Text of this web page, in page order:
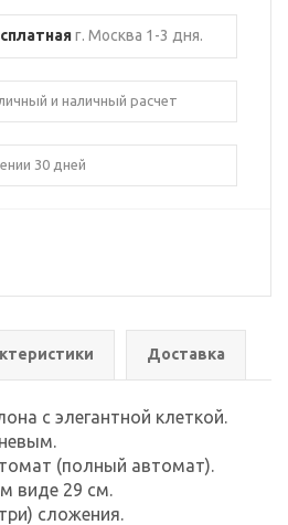
г. Москва 1-3 дня.
и наличный расчет
30 дней
Доставка
с элегантной клеткой.
(полный автомат).
виде 29 см.
сложения.